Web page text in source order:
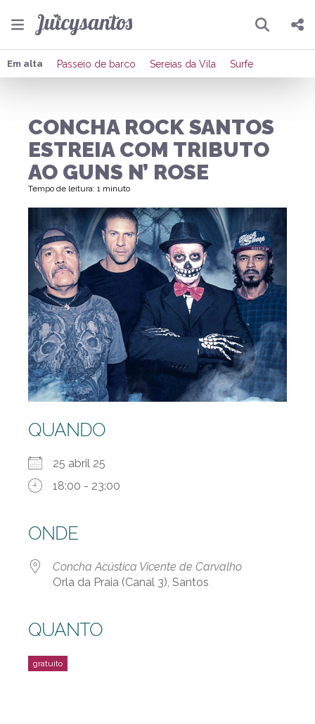
Pesquisar
Compartilhar
Enviar por Whatsapp
Em alta Passeio de barco Sereias da Vila Surfe
CONCHA ROCK SANTOS
ESTREIA COM TRIBUTO
AO GUNS N’ ROSE
Tempo de leitura: 1 minuto
QUANDO
25 abril 25
18:00 - 23:00
ONDE
Concha Acústica Vicente de Carvalho
Orla da Praia (Canal 3), Santos
QUANTO